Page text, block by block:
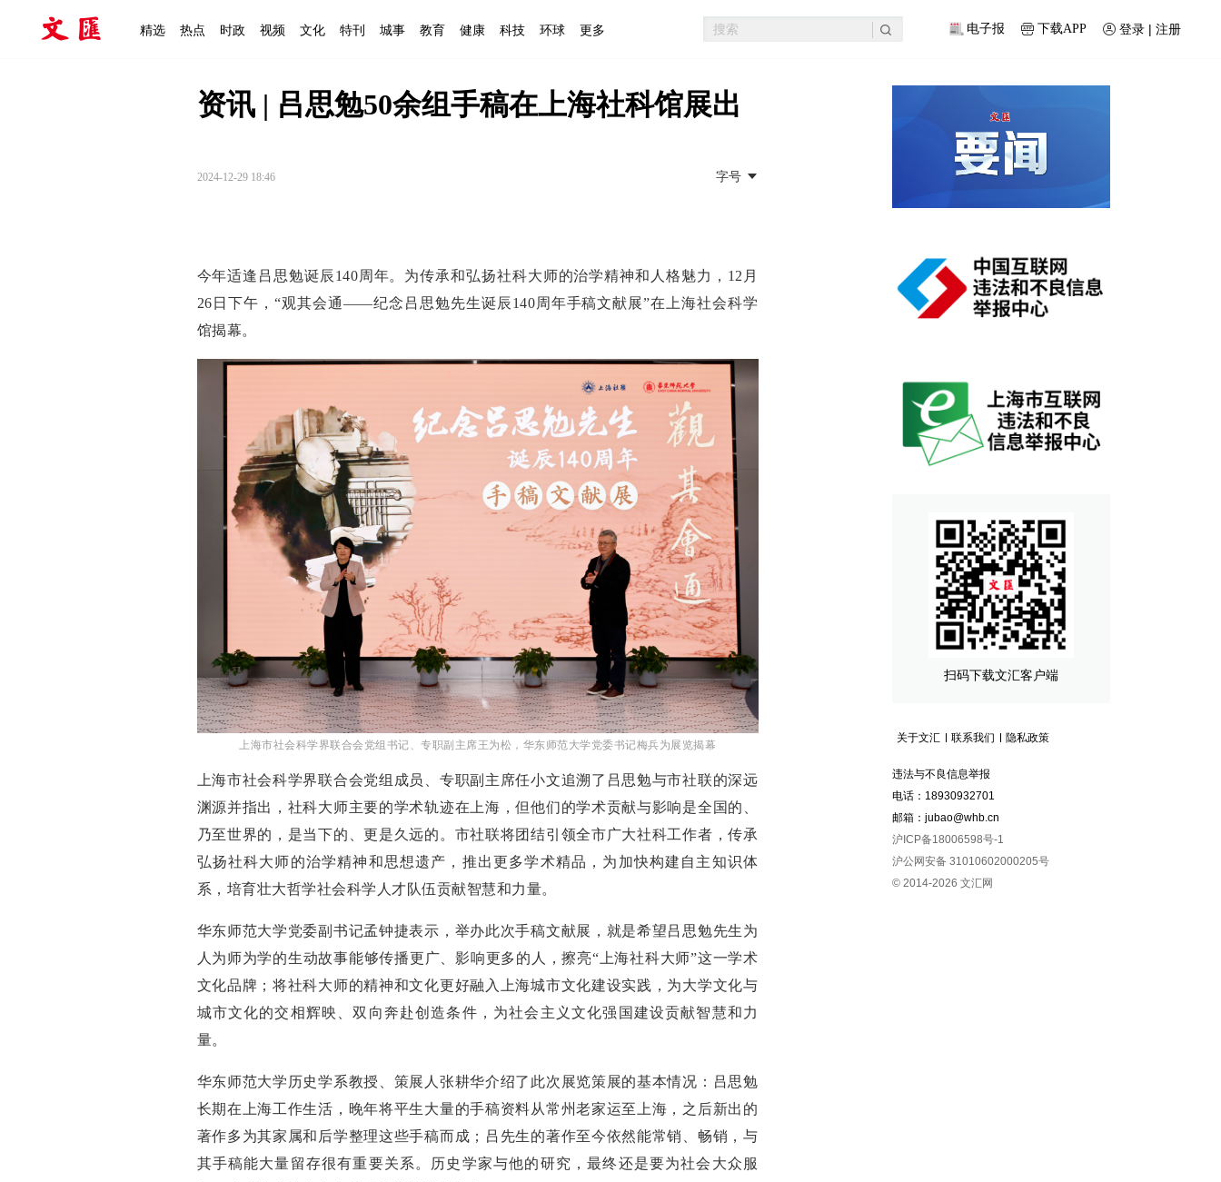
精选 热点 时政 视频 文化 特刊 城事 教育 健康 科技 环球 更多 电子报 下载APP 登录 | 注册
资讯 | 吕思勉50余组手稿在上海社科馆展出
2024-12-29 18:46 字号
今年适逢吕思勉诞辰140周年。为传承和弘扬社科大师的治学精神和人格魅力，12月
26日下午，“观其会通——纪念吕思勉先生诞辰140周年手稿文献展”在上海社会科学
馆揭幕。
上海市社会科学界联合会党组书记、专职副主席王为松，华东师范大学党委书记梅兵为展览揭幕
上海市社会科学界联合会党组成员、专职副主席任小文追溯了吕思勉与市社联的深远
渊源并指出，社科大师主要的学术轨迹在上海，但他们的学术贡献与影响是全国的、
乃至世界的，是当下的、更是久远的。市社联将团结引领全市广大社科工作者，传承
弘扬社科大师的治学精神和思想遗产，推出更多学术精品，为加快构建自主知识体
系，培育壮大哲学社会科学人才队伍贡献智慧和力量。
华东师范大学党委副书记孟钟捷表示，举办此次手稿文献展，就是希望吕思勉先生为
人为师为学的生动故事能够传播更广、影响更多的人，擦亮“上海社科大师”这一学术
文化品牌；将社科大师的精神和文化更好融入上海城市文化建设实践，为大学文化与
城市文化的交相辉映、双向奔赴创造条件，为社会主义文化强国建设贡献智慧和力
量。
华东师范大学历史学系教授、策展人张耕华介绍了此次展览策展的基本情况：吕思勉
长期在上海工作生活，晚年将平生大量的手稿资料从常州老家运至上海，之后新出的
著作多为其家属和后学整理这些手稿而成；吕先生的著作至今依然能常销、畅销，与
其手稿能大量留存很有重要关系。历史学家与他的研究，最终还是要为社会大众服
扫码下载文汇客户端
关于文汇 联系我们 隐私政策
违法与不良信息举报
电话：18930932701
邮箱：jubao@whb.cn
沪ICP备18006598号-1
沪公网安备 31010602000205号
© 2014-2026 文汇网